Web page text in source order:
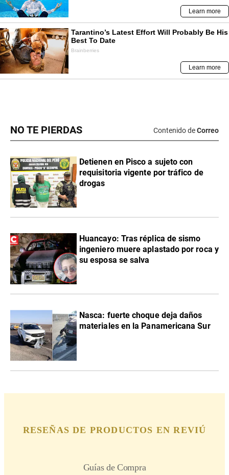
NO TE PIERDAS Contenido deCorreo
Detienen en Pisco a sujeto con
requisitoria vigente por tráfico de
drogas
Huancayo: Tras réplica de sismo
ingeniero muere aplastado por roca y
su esposa se salva
Nasca: fuerte choque deja daños
materiales en la Panamericana Sur